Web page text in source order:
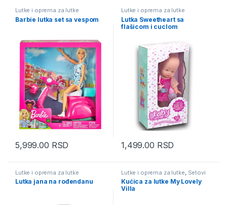
Lutke i oprema za lutke
Barbie lutka set sa vespom
5,999.00 RSD
Lutke i oprema za lutke
Lutka Sweetheart sa
flašicom i cuclom
1,499.00 RSD
Lutke i oprema za lutke
Lutka jana na rođendanu
Lutke i oprema za lutke Setovi
za devojčice
Kućica za lutke My Lovely
Villa